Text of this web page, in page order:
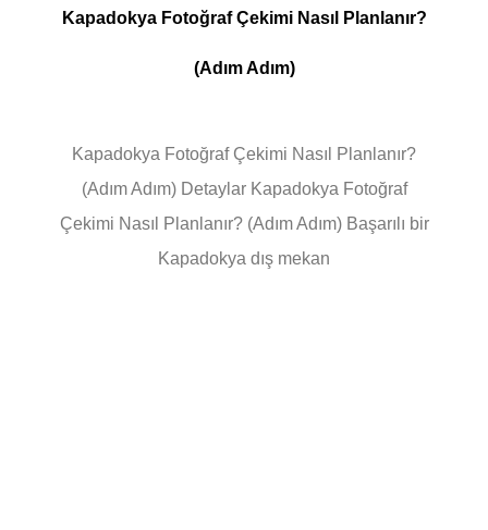
Kapadokya Fotoğraf Çekimi Nasıl Planlanır?
(Adım Adım)
Kapadokya Fotoğraf Çekimi Nasıl Planlanır?
(Adım Adım) Detaylar Kapadokya Fotoğraf
Çekimi Nasıl Planlanır? (Adım Adım) Başarılı bir
Kapadokya dış mekan